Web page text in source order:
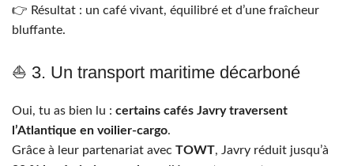
👉 Résultat : un café vivant, équilibré et d’une fraîcheur
bluffante.
⛵️ 3. Un transport maritime décarboné
Oui, tu as bien lu : certains cafés Javry traversent
l’Atlantique en voilier-cargo.
Grâce à leur partenariat avec TOWT, Javry réduit jusqu’à